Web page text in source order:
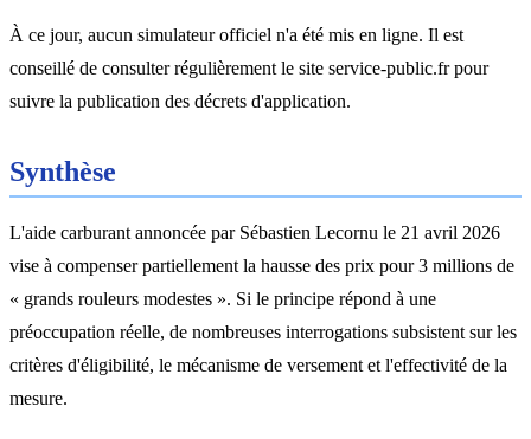
À ce jour, aucun simulateur officiel n'a été mis en ligne. Il est
conseillé de consulter régulièrement le site service-public.fr pour
suivre la publication des décrets d'application.
Synthèse
L'aide carburant annoncée par Sébastien Lecornu le 21 avril 2026
vise à compenser partiellement la hausse des prix pour 3 millions de
« grands rouleurs modestes ». Si le principe répond à une
préoccupation réelle, de nombreuses interrogations subsistent sur les
critères d'éligibilité, le mécanisme de versement et l'effectivité de la
mesure.